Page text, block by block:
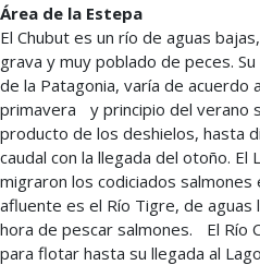
Área de la Estepa
El Chubut es un río de aguas
grava y muy poblado de peces.
de la Patagonia, varía de acuerdo
primavera y principio del verano
producto de los deshielos, hasta
caudal con la llegada del otoño. El
migraron los codiciados salmones
afluente es el Río Tigre, de
hora de pescar salmones. El Río
para flotar hasta su llegada al